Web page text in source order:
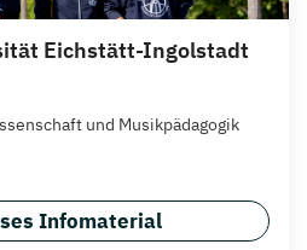
Eichstätt-Ingolstadt
und Musikpädagogik
Infomaterial